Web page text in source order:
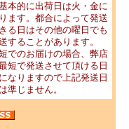
本的に出荷日は火・金に
ます。都合によって発送
る日はその他の曜日でも
することがあります。
でのお届けの場合、弊店
短で発送させて頂ける日
なりますので上記発送日
準じません。